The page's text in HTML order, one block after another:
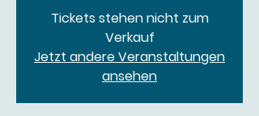
Tickets stehen nicht zum
Verkauf
Jetzt andere Veranstaltungen
ansehen